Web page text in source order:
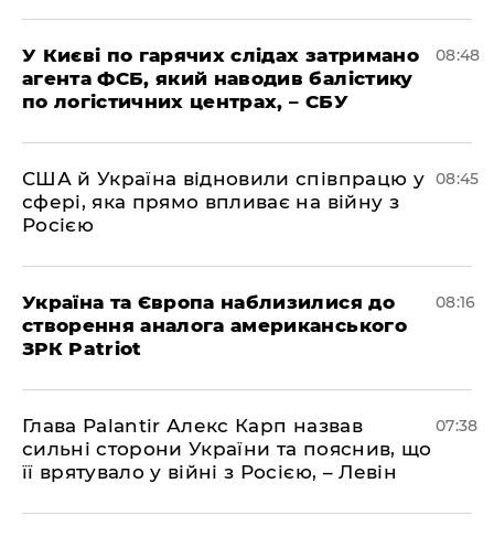
У Києві по гарячих слідах затримано
агента ФСБ, який наводив балістику
по логістичних центрах, – СБУ
08:48
США й Україна відновили співпрацю у
сфері, яка прямо впливає на війну з
Росією
08:45
Україна та Європа наблизилися до
створення аналога американського
ЗРК Patriot
08:16
Глава Palantir Алекс Карп назвав
сильні сторони України та пояснив, що
її врятувало у війні з Росією, – Левін
07:38